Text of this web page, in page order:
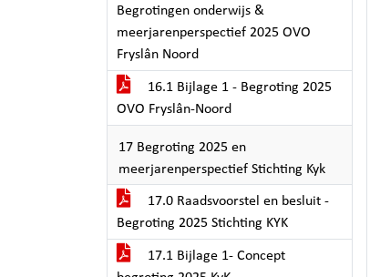
Begrotingen onderwijs &
meerjarenperspectief 2025 OVO
Fryslân Noord
16.1 Bijlage 1 - Begroting 2025
OVO Fryslân-Noord
17 Begroting 2025 en
meerjarenperspectief Stichting Kyk
17.0 Raadsvoorstel en besluit -
Begroting 2025 Stichting KYK
17.1 Bijlage 1- Concept